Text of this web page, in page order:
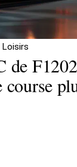
Loisirs
de
course